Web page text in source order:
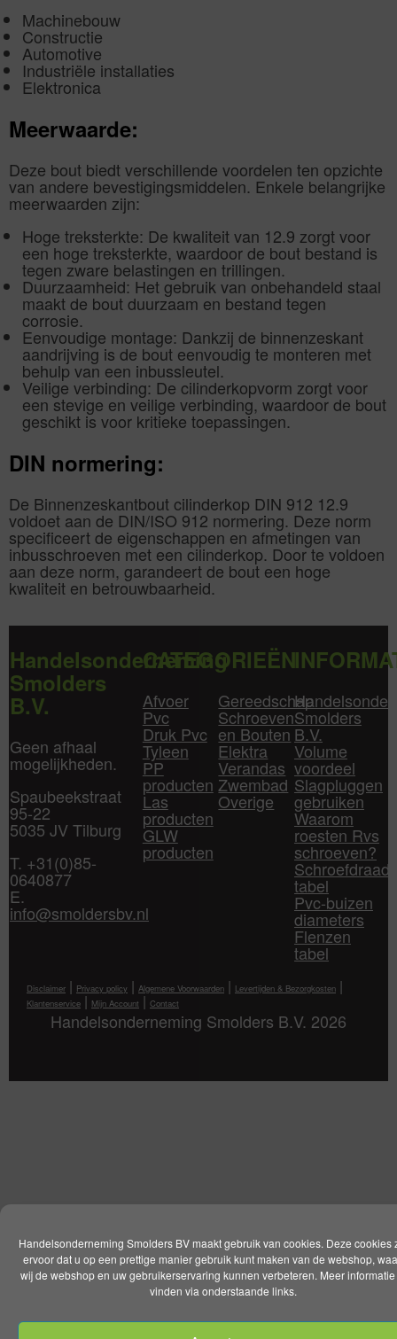
Handelsonderneming Smolders BV maakt gebruik van cookies. Deze cookies
ervoor dat u op een prettige manier gebruik kunt maken van de webshop,
wij de webshop en uw gebruikerservaring kunnen verbeteren. Meer
vinden via onderstaande links.
Machinebouw
Constructie
Automotive
Industriële installaties
Elektronica
Meerwaarde:
Deze bout biedt verschillende voordelen ten opzichte
van andere bevestigingsmiddelen. Enkele belangrijke
meerwaarden zijn:
Hoge treksterkte: De kwaliteit van 12.9 zorgt voor
een hoge treksterkte, waardoor de bout bestand is
tegen zware belastingen en trillingen.
Duurzaamheid: Het gebruik van onbehandeld staal
maakt de bout duurzaam en bestand tegen
corrosie.
Eenvoudige montage: Dankzij de binnenzeskant
aandrijving is de bout eenvoudig te monteren met
behulp van een inbussleutel.
Veilige verbinding: De cilinderkopvorm zorgt voor
een stevige en veilige verbinding, waardoor de bout
geschikt is voor kritieke toepassingen.
DIN normering:
De Binnenzeskantbout cilinderkop DIN 912 12.9
voldoet aan de DIN/ISO 912 normering. Deze norm
specificeert de eigenschappen en afmetingen van
inbusschroeven met een cilinderkop. Door te voldoen
aan deze norm, garandeert de bout een hoge
kwaliteit en betrouwbaarheid.
Handelsonderneming
Smolders
B.V.
Geen afhaal
mogelijkheden.
Spaubeekstraat
95-22
5035 JV Tilburg
T. +31(0)85-
0640877
E.
info@smoldersbv.nl
CATEGORIEËN
Afvoer
Pvc
Druk Pvc
Tyleen
PP
producten
Las
producten
GLW
producten
Gereedschap
Schroeven
en Bouten
Elektra
Verandas
Zwembad
Overige
Smolders
B.V.
Volume
voordeel
Slagpluggen
gebruiken
Waarom
roesten Rvs
schroeven?
Schroefdraad
tabel
Pvc-buizen
diameters
Flenzen
tabel
Disclaimer | Privacy policy | Algemene Voorwaarden | Levertijden & Bezorgkosten |
Klantenservice | Mijn Account | Contact
Handelsonderneming Smolders B.V. 2026